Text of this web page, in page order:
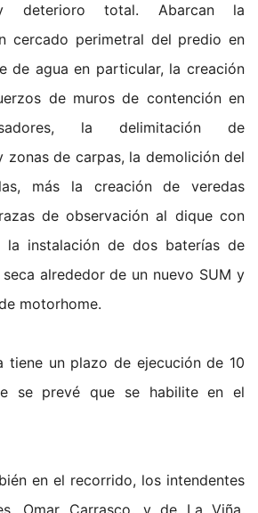
deterioro total. Abarcan la
cercado perimetral del predio en
de agua en particular, la creación
de muros de contención en
la delimitación de
zonas de carpas, la demolición del
más la creación de veredas
de observación al dique con
la instalación de dos baterías de
alrededor de un nuevo SUM y
motorhome.
tiene un plazo de ejecución de 10
se prevé que se habilite en el
en el recorrido, los intendentes